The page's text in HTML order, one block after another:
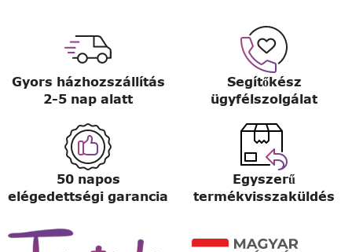
Gyors házhozszállítás
2-5 nap alatt
Segítőkész
ügyfélszolgálat
50 napos
elégedettségi garancia
Egyszerű
termékvisszaküldés